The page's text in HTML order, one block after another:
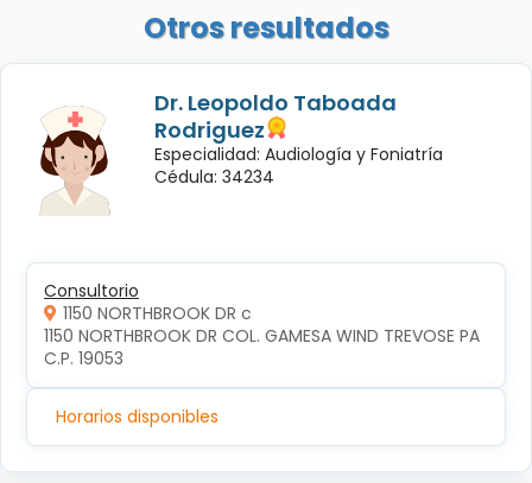
Otros resultados
Dr. Leopoldo Taboada
Rodriguez
Especialidad: Audiología y Foniatría
Cédula: 34234
Consultorio
1150 NORTHBROOK DR c
1150 NORTHBROOK DR COL. GAMESA WIND TREVOSE PA
C.P. 19053
Horarios disponibles